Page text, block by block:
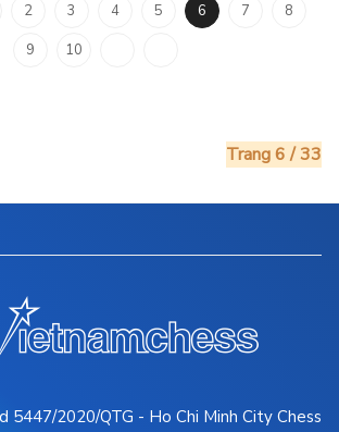
2 3 4 5 6 7
8
9
10
Trang 6 / 33
5447/2020/QTG - Ho Chi Minh City Chess